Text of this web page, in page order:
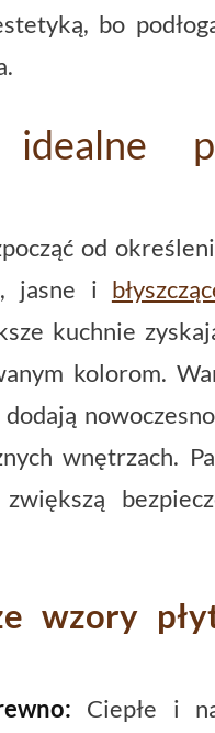
bo
od
jasne i
kuchnie
kolorom.
dodają
wnętrzach.
wzory
Ciepłe i